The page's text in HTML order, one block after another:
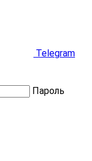
Telegram
Пароль